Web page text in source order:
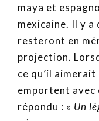
maya et
mexicaine. Il y
resteront en
projection.
ce qu’il
emportent avec
répondu : « Un